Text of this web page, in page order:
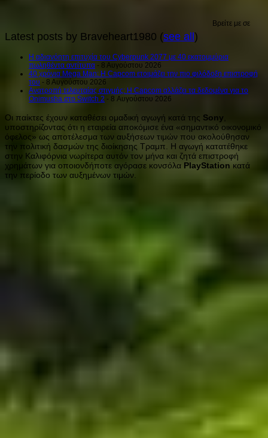
Βρείτε με σε
Latest posts by Braveheart1980 (see all)
H αδιανόητη επιτυχία του Cyberpunk 2077 με 40 εκατομμύρια
πωληθέντα αντίτυπα - 8 Αυγούστου 2026
40 χρόνια Mega Man: Η Capcom ετοιμάζει την πιο φιλόδοξη επιστροφή
του - 8 Αυγούστου 2026
Ανατροπή τελευταίας στιγμής: Η Capcom αλλάζει τα δεδομένα για το
Onimusha στο Switch 2 - 8 Αυγούστου 2026
Οι παίκτες έχουν καταθέσει ομαδική αγωγή κατά της Sony
υποστηρίζοντας ότι η εταιρεία αποκόμισε ένα «σημαντικό οικονομικό
όφελος» ως αποτέλεσμα των αυξήσεων τιμών που ακολούθησαν
την πολιτική δασμών της διοίκησης Τραμπ. Η αγωγή κατατέθηκε
στην Καλιφόρνια νωρίτερα αυτόν τον μήνα και ζητά επιστροφή
χρημάτων για οποιονδήποτε αγόρασε κονσόλα PlayStation κατά
την περίοδο των αυξημένων τιμών.